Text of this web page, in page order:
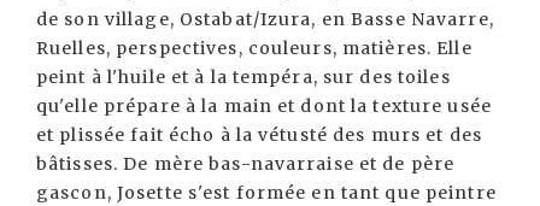
de son village, Ostabat/Izura, en Basse Navarre,
Ruelles, perspectives, couleurs, matières. Elle
peint à l'huile et à la tempéra, sur des toiles
qu'elle prépare à la main et dont la texture usée
et plissée fait écho à la vétusté des murs et des
bâtisses. De mère bas-navarraise et de père
gascon, Josette s'est formée en tant que peintre